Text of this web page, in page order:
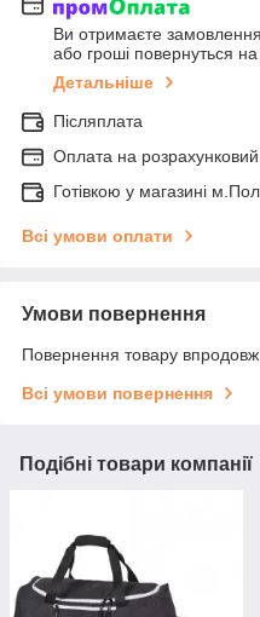
Ви отримаєте замовлення
або гроші повернуться
Детальніше
Післяплата
Оплата на
Готівкою у магазині
Всі умови оплати
Умови повернення
Повернення товару
Всі умови повернення
Подібні товари компанії